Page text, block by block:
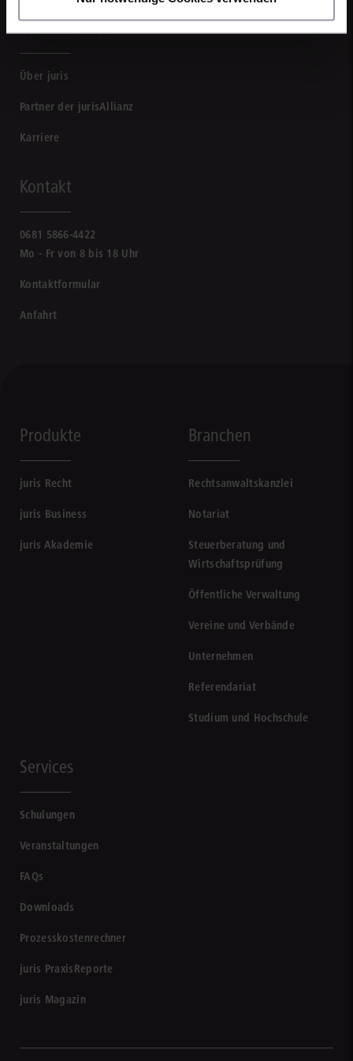
Unternehmen
Über juris
Partner der jurisAllianz
Karriere
Kontakt
0681 5866-4422
Mo - Fr von 8 bis 18 Uhr
Kontaktformular
Anfahrt
Produkte
juris Recht
juris Business
juris Akademie
Branchen
Rechtsanwaltskanzlei
Notariat
Steuerberatung und
Wirtschaftsprüfung
Öffentliche Verwaltung
Vereine und Verbände
Unternehmen
Referendariat
Studium und Hochschule
Services
Schulungen
Veranstaltungen
FAQs
Downloads
Prozesskostenrechner
juris PraxisReporte
juris Magazin